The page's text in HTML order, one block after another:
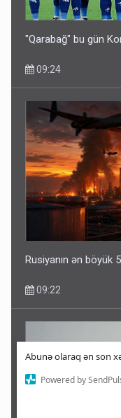
Abunə olaraq ən son
Powered by
"Qarabağ" bu gün
09:24
Rusiyanın ən böyük
09:22